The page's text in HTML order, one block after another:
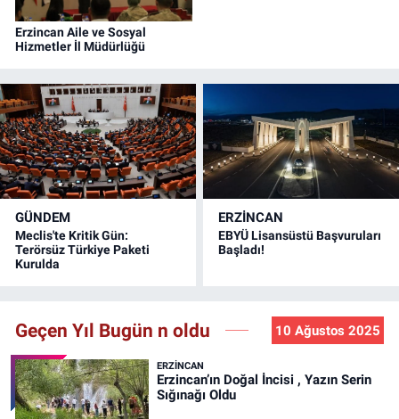
Erzincan Aile ve Sosyal
Hizmetler İl Müdürlüğü
GÜNDEM
Meclis'te Kritik Gün:
Terörsüz Türkiye Paketi
Kurulda
ERZINCAN
EBYÜ Lisansüstü Başvuruları
Başladı!
Geçen Yıl Bugün n oldu 10 Ağustos 2025
ERZINCAN
Erzincan’ın Doğal İncisi , Yazın Serin
Sığınağı Oldu